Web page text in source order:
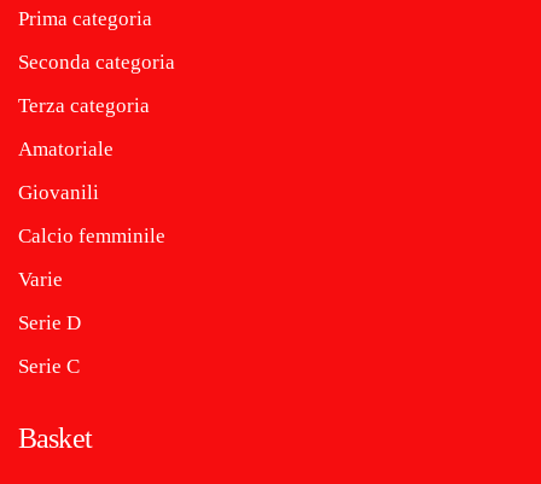
Prima categoria
Seconda categoria
Terza categoria
Amatoriale
Giovanili
Calcio femminile
Varie
Serie D
Serie C
Basket